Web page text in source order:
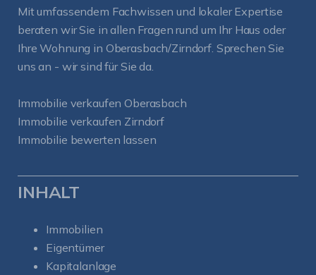
Mit umfassendem Fachwissen und lokaler Expertise
beraten wir Sie in allen Fragen rund um Ihr Haus oder
Ihre Wohnung in Oberasbach/Zirndorf. Sprechen Sie
uns an - wir sind für Sie da.
Immobilie verkaufen Oberasbach
Immobilie verkaufen Zirndorf
Immobilie bewerten lassen
INHALT
Immobilien
Eigentümer
Kapitalanlage